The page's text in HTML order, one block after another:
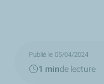
Publié le 05/04/2024
1 minde lecture